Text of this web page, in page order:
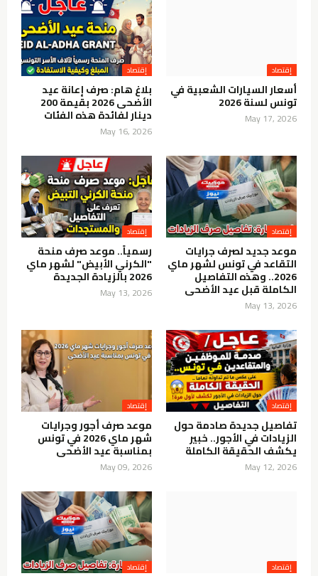
إقتصاد
أسعار السيارات الشعبية في
تونس لسنة 2026
May 17, 2026
إقتصاد
بلاغ هام: صرف إعانة عيد
الأضحى 2026 بقيمة 200
دينار لفائدة هذه الفئات
May 16, 2026
إقتصاد
موعد جديد لصرف جرايات
التقاعد في تونس لشهر ماي
2026.. وهذه التفاصيل
الكاملة قبل عيد الأضحى
May 13, 2026
إقتصاد
رسمياً.. موعد صرف منحة
"الكرني الأبيض" لشهر ماي
2026 بالزيادة الجديدة
May 13, 2026
إقتصاد
تفاصيل جديدة صادمة حول
الزيادات في الأجور.. خبير
يكشف الحقيقة الكاملة
May 12, 2026
إقتصاد
موعد صرف أجور وجرايات
شهر ماي 2026 في تونس
بمناسبة عيد الأضحى
May 09, 2026
إقتصاد إقتصاد